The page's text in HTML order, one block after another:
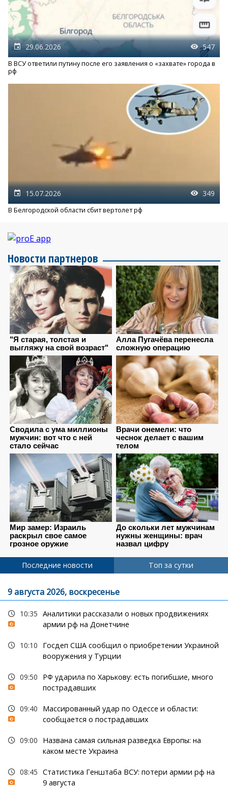
29.06.2026 547
В ВСУ ответили путину после его заявления о «захвате» города в
рф
15.07.2026 349
В Белгородской области сбит вертолет рф
Новости партнеров
Последние новости Топ за сутки
9 августа 2026, воскресенье
10:35 Аналитики рассказали о новых продвижениях
армии рф на Донетчине
10:10
Госдеп США сообщил о приобретении Украиной
вооружения у Турции
09:50
РФ ударила по Харькову: есть погибшие, много
пострадавших
09:40
Массированный удар по Одессе и области:
сообщается о пострадавших
09:00
Названа самая сильная разведка Европы: на
каком месте Украина
08:45 Статистика Генштаба ВСУ: потери армии рф на
9 августа